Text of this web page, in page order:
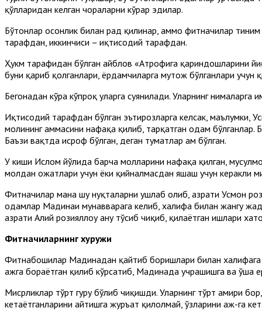
қўлларидан келган чораларни кўрар эдилар.
Бўҳтонлар осонлик билан рад қилинар, аммо фитначилар
тарафдан, иккинчиси – иқтисодий тарафдан.
Ҳукм тарафидан бўлган айблов «Атрофига қариндошларини
буни қариб қолганлари, ёрдамчиларга муҳтож бўлганлари
Бегонадан кўра кўпроқ уларга суянилади. Уларнинг
Иқтисодий тарафдан бўлган эътирозларга келсак, маълумки,
молининг ҳаммасини нафақа қилиб, тарқатган одам бўлганлар.
Баъзи вақтда исроф бўлган, деган туҳматлар ҳам бўлган.
У киши Ислом йўлида барча молларини нафақа қилган,
молдан ҳожатлари учун ёки қийналмасдан яшаш учун керакли
Фитначилар мана шу нуқталарни ушлаб олиб, ҳазрати Усмон
одамлар Мадинаи мунавварага келиб, халифа билан жангу
ҳазрати Алий розияллоҳу анҳу тўсиб чиқиб, қилаётган
Фитначиларнинг хуружи
Фитнабошилар Мадинадан қайтиб боришлари билан
ҳажга бораётган қилиб кўрсатиб, Мадинада учрашишга ва
Мисрликлар тўрт гуруҳ бўлиб чиқишди. Уларнинг тўрт амири
кетаётганларини айтишга журъат қилолмай, ўзларини ҳаж-га